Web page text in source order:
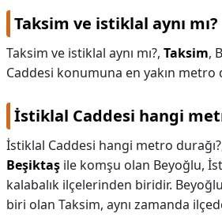
Taksim ve istiklal aynı mı?
Taksim ve istiklal aynı mı?, Taksim,
Caddesi konumuna en yakın metro
İstiklal Caddesi hangi
İstiklal Caddesi hangi metro
Beşiktaş ile komşu olan Beyoğlu,
kalabalık ilçelerinden biridir.
biri olan Taksim, aynı zamanda